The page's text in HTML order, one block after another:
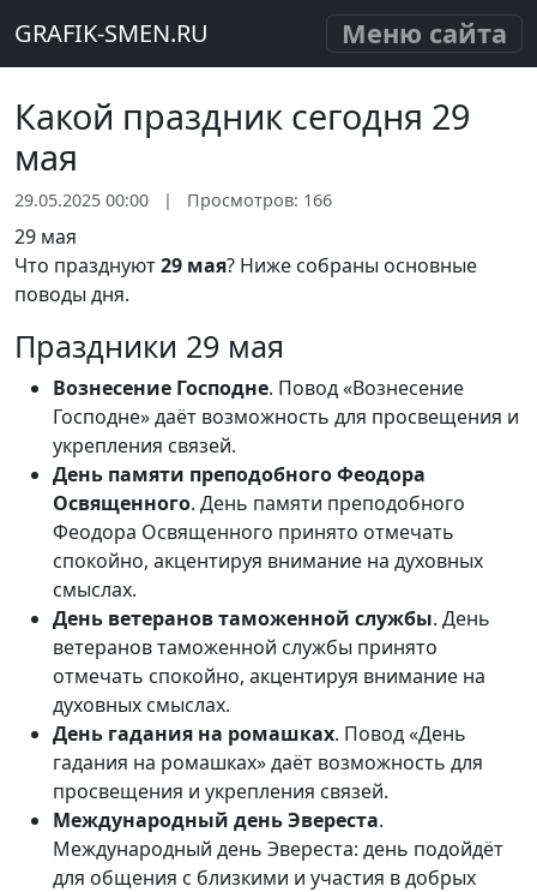
GRAFIK-SMEN.RU Меню сайта
Какой праздник сегодня 29
мая
29.05.2025 00:00 | Просмотров: 166
29 мая
Что празднуют29 мая? Ниже собраны основные
поводы дня.
Праздники 29 мая
Вознесение Господне. Повод «Вознесение
Господне» даёт возможность для просвещения и
укрепления связей.
День памяти преподобного Феодора
Освященного. День памяти преподобного
Феодора Освященного принято отмечать
спокойно, акцентируя внимание на духовных
смыслах.
День ветеранов таможенной службы. День
ветеранов таможенной службы принято
отмечать спокойно, акцентируя внимание на
духовных смыслах.
День гадания на ромашках. Повод «День
гадания на ромашках» даёт возможность для
просвещения и укрепления связей.
Международный день Эвереста.
Международный день Эвереста: день подойдёт
для общения с близкими и участия в добрых